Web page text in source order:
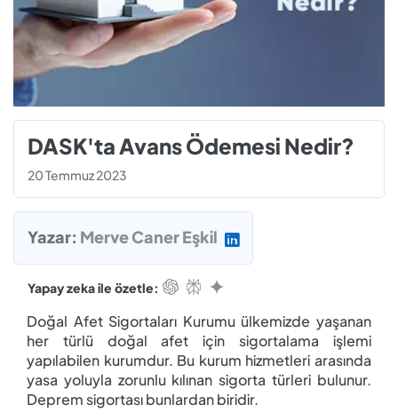
DASK'ta Avans Ödemesi Nedir?
20 Temmuz 2023
Yazar: Merve Caner Eşkil
Yapay zeka ile özetle:
Doğal Afet Sigortaları Kurumu ülkemizde yaşanan
her türlü doğal afet için sigortalama işlemi
yapılabilen kurumdur. Bu kurum hizmetleri arasında
yasa yoluyla zorunlu kılınan sigorta türleri bulunur.
Deprem sigortası bunlardan biridir.